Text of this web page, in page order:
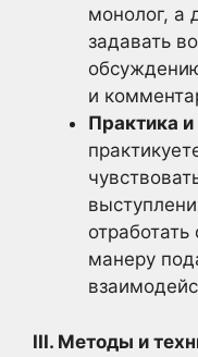
монолог, а
задавать
и
Практика
отработать
манеру
III. Методы и